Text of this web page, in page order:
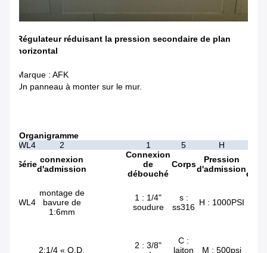
Régulateur réduisant la pression secondaire de plan
horizontal
Marque : AFK
Un panneau à monter sur le mur.
Organigramme
WL4
2 1 5 H
Série connexion
d'admission
Connexion
de
débouché
Corps
Pression
d'admission
WL4
montage de
bavure de
1:6mm
1 : 1/4"
soudure
s :
ss316 H : 1000PSI
2:1/4 « O.D.
2 : 3/8"
C :
laiton
M : 500psi